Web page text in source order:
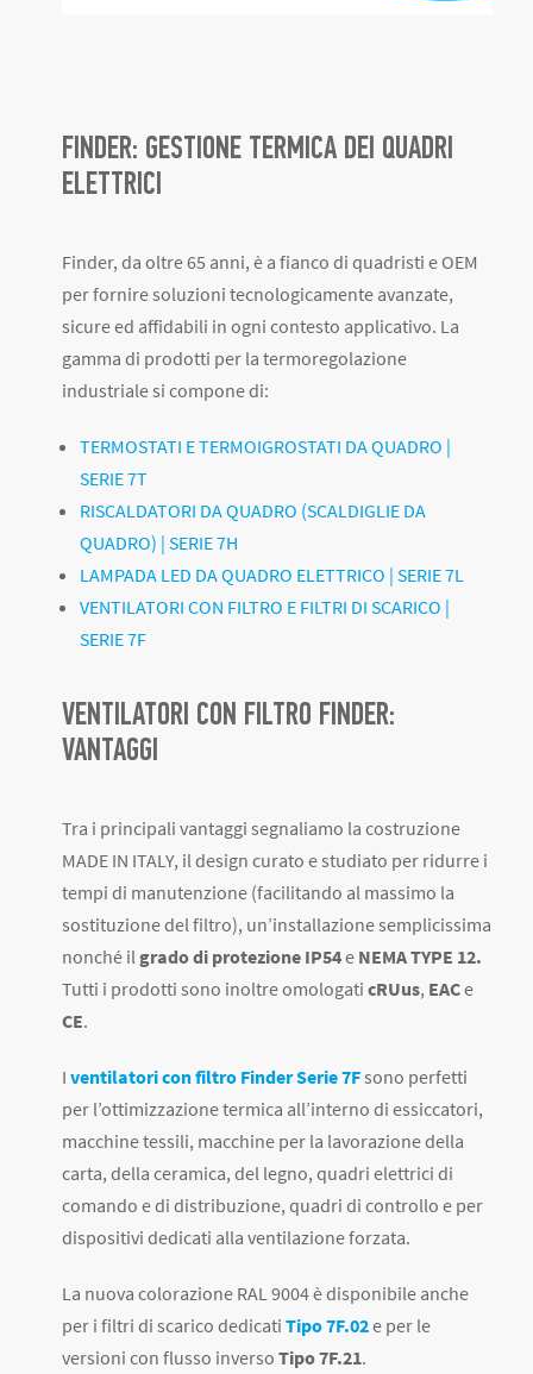
FINDER: GESTIONE TERMICA DEI QUADRI
ELETTRICI
Finder, da oltre 65 anni, è a fianco di quadristi e OEM
per fornire soluzioni tecnologicamente avanzate,
sicure ed affidabili in ogni contesto applicativo. La
gamma di prodotti per la termoregolazione
industriale si compone di:
TERMOSTATI E TERMOIGROSTATI DA QUADRO |
SERIE 7T
RISCALDATORI DA QUADRO (SCALDIGLIE DA
QUADRO) | SERIE 7H
LAMPADA LED DA QUADRO ELETTRICO | SERIE 7L
VENTILATORI CON FILTRO E FILTRI DI SCARICO |
SERIE 7F
VENTILATORI CON FILTRO FINDER:
VANTAGGI
Tra i principali vantaggi segnaliamo la costruzione
MADE IN ITALY, il design curato e studiato per ridurre i
tempi di manutenzione (facilitando al massimo la
sostituzione del filtro), un’installazione semplicissima
nonché il grado di protezione IP54e NEMATYPE 12.
Tutti i prodotti sono inoltre omologati cRUus, EACe
CE.
I ventilatori con filtro Finder Serie 7Fsono perfetti
per l’ottimizzazione termica all’interno di essiccatori,
macchine tessili, macchine per la lavorazione della
carta, della ceramica, del legno, quadri elettrici di
comando e di distribuzione, quadri di controllo e per
dispositivi dedicati alla ventilazione forzata.
La nuova colorazione RAL 9004 è disponibile anche
per i filtri di scarico dedicati Tipo 7F.02e per le
versioni con flusso inverso Tipo 7F.21.